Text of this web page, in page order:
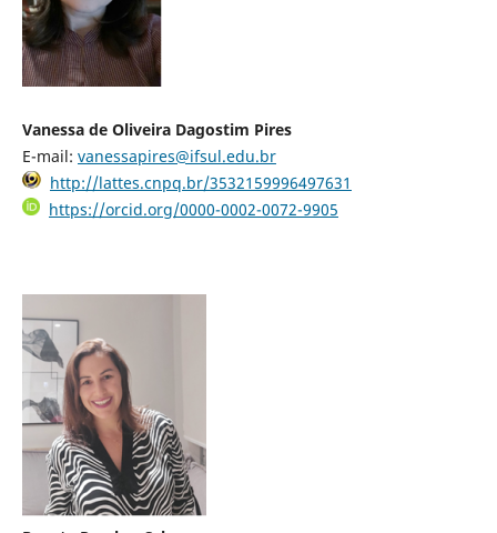
Vanessa de Oliveira Dagostim Pires
E-mail: vanessapires@ifsul.edu.br
http://lattes.cnpq.br/3532159996497631
https://orcid.org/0000-0002-0072-9905